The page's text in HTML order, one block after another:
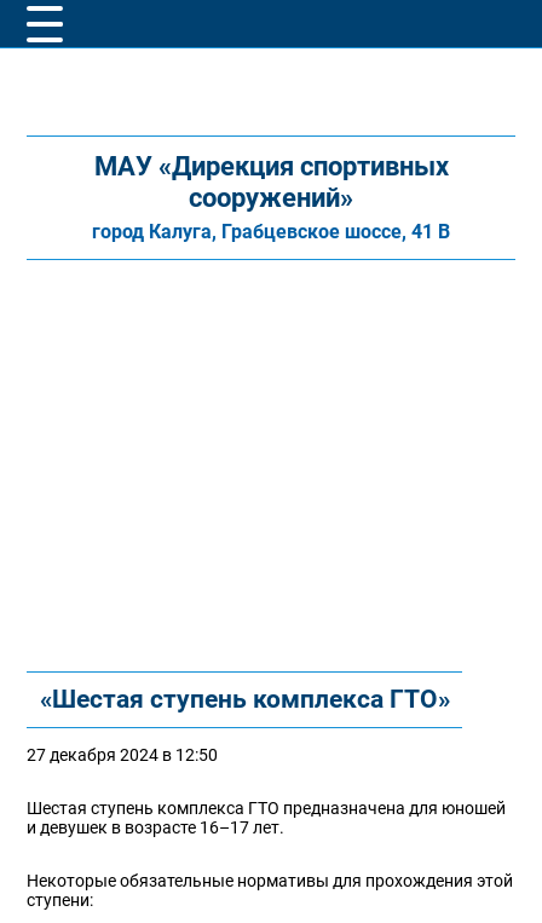
МАУ «Дирекция спортивных
сооружений»
город Калуга, Грабцевское шоссе, 41 В
«Шестая ступень комплекса ГТО»
27 декабря 2024 в 12:50
Шестая ступень комплекса ГТО предназначена для юношей
и девушек в возрасте 16–17 лет.
Некоторые обязательные нормативы для прохождения этой
ступени: